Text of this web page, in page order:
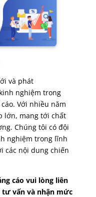
và phát
nghiệm trong
Với nhiều năm
lớn, mang tới chất
Chúng tôi có đội
nghiệm trong lĩnh
các nội dung chiến
cáo vui lòng liên
vấn và nhận mức